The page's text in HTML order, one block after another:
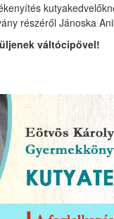
részéről Jánoska
váltócipővel!